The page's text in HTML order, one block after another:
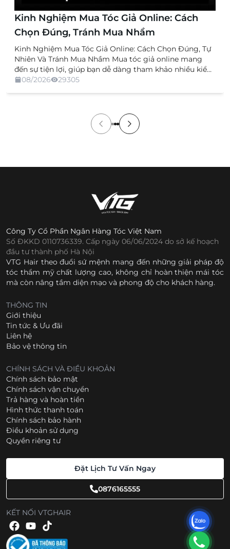
Kinh Nghiệm Mua Tóc Giả Online: Cách
Chọn Đúng, Tránh Mua Nhầm
Kinh Nghiệm Mua Tóc Giả Online: Cách Chọn Đúng, Tự
Nhiên Và Tránh Mua Nhầm Mua tóc giả online mang
đến sự tiện lợi, giúp bạn dễ dàng tham khảo nhiều kiểu
dáng, chất liệu và mức giá mà không cần trực tiếp đến
08/2026 29305
Công Ty Cổ Phần Ngân Hàng Tóc Việt Nam
Số ĐKKD 0110736339. Cấp ngày 06/06/2024 do sở kế hoạch
đầu tư thành phố Hà Nội
VTG Hair theo đuổi sứ mệnh mang đến những giải pháp độ
tóc thẩm mỹ chất lượng cao, không chỉ hoàn thiện mái tóc
mà còn nâng tầm diện mạo và phong độ cho khách hàng.
THÔNG TIN
Giới thiệu
Tin tức & Ưu đãi
Liên hệ
Bảo vệ thông tin
CHÍNH SÁCH VÀ ĐIỀU KHOẢN
Chính sách bảo mật
Chính sách vận chuyển
Trả hàng và hoàn tiền
Hình thức thanh toán
Chính sách bảo hành
Điều khoản sử dụng
Quyền riêng tư
Đặt Lịch Tư Vấn Ngay
0876165555
KẾT NỐI VTGHAIR